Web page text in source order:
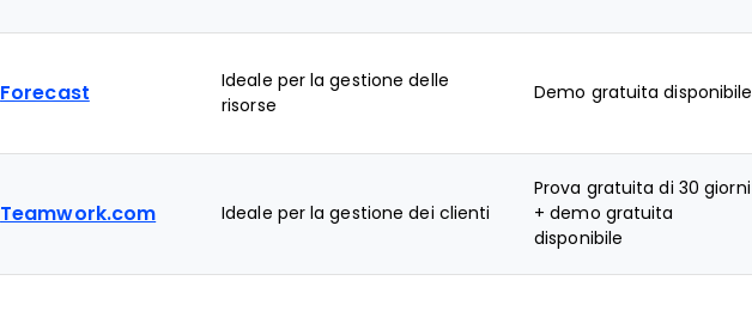
Forecast
Ideale per la gestione delle
risorse
Demo gratuita disponibile
Teamwork.com Ideale per la gestione dei clienti
Prova gratuita di 30 giorni
+ demo gratuita
disponibile